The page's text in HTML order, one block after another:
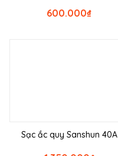
₫
600.000
Sạc ắc quy Sanshun 40A